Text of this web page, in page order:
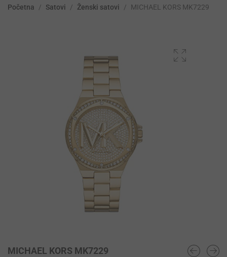
Početna / Satovi / Ženski satovi / MICHAEL KORS MK7229
MICHAEL KORS MK7229